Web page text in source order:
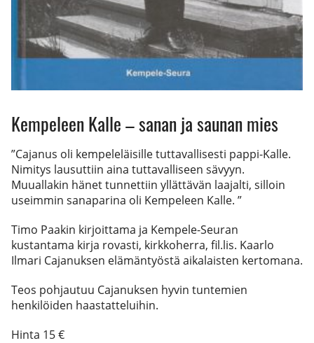
Kempeleen Kalle – sanan ja saunan mies
”Cajanus oli kempeleläisille tuttavallisesti pappi-Kalle.
Nimitys lausuttiin aina tuttavalliseen sävyyn.
Muuallakin hänet tunnettiin yllättävän laajalti, silloin
useimmin sanaparina oli Kempeleen Kalle. ”
Timo Paakin kirjoittama ja Kempele-Seuran
kustantama kirja rovasti, kirkkoherra, fil.lis. Kaarlo
Ilmari Cajanuksen elämäntyöstä aikalaisten kertomana.
Teos pohjautuu Cajanuksen hyvin tuntemien
henkilöiden haastatteluihin.
Hinta 15 €